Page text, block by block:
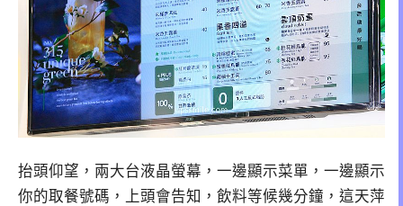
抬頭仰望，兩大台液晶螢幕，一邊顯示菜單，一邊顯示
你的取餐號碼，上頭會告知，飲料等候幾分鐘，這天萍